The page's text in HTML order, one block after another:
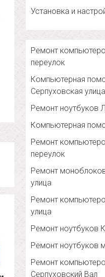
Установка и
Ремонт
переулок
Компьютерная
Серпуховская улица
Ремонт ноутбуков
Компьютерная
Ремонт
переулок
Ремонт
улица
Ремонт
улица
Ремонт ноутбуков
Ремонт ноутбуков
Ремонт
Серпуховский Вал